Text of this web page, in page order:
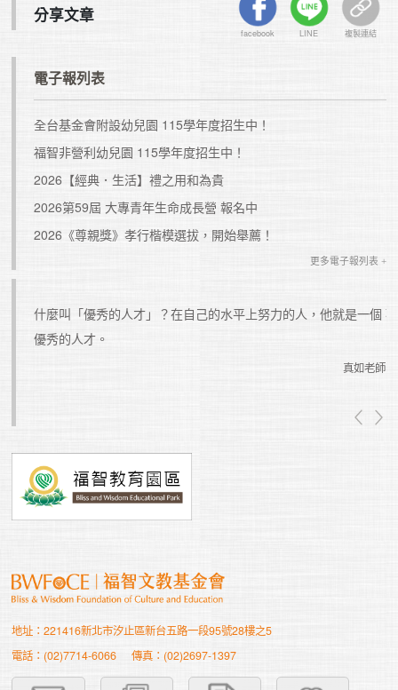
電子報列表
全台基金會附設幼兒園 115學年度招生中！
福智非營利幼兒園 115學年度招生中！
2026【經典．生活】禮之用和為貴
2026第59屆 大專青年生命成長營 報名中
2026《尊親獎》孝行楷模選拔，開始舉薦！
更多電子報列表 +
分享文章
facebook LINE 複製連結
什麼叫「優秀的人才」？在自己的水平上努力的人，他就是一個
優秀的人才。
真如老師
地址：221416新北市汐止區新台五路一段95號28樓之5
電話：(02)7714-6066
傳真：(02)2697-1397